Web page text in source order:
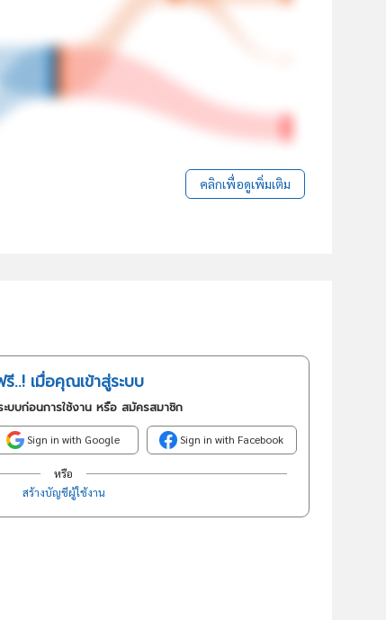
คลิกเพื่อดูเพิ่มเติม
..! เมื่อคุณเข้าสู่ระบบ
บบก่อนการใช้งาน หรือ สมัครสมาชิก
Sign in with Google Sign in with Facebook
หรือ
สร้างบัญชีผู้ใช้งาน